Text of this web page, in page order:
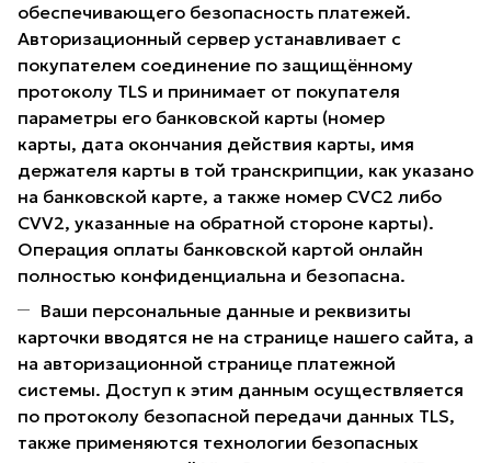
обеспечивающего безопасность платежей.
Авторизационный сервер устанавливает с
покупателем соединение по защищённому
протоколу TLS и принимает от покупателя
параметры его банковской карты (номер
карты, дата окончания действия карты, имя
держателя карты в той транскрипции, как указано
на банковской карте, а также номер CVC2 либо
CVV2, указанные на обратной стороне карты).
Операция оплаты банковской картой онлайн
полностью конфиденциальна и безопасна.
Ваши персональные данные и реквизиты
карточки вводятся не на странице нашего сайта, а
на авторизационной странице платежной
системы. Доступ к этим данным осуществляется
по протоколу безопасной передачи данных TLS,
также применяются технологии безопасных